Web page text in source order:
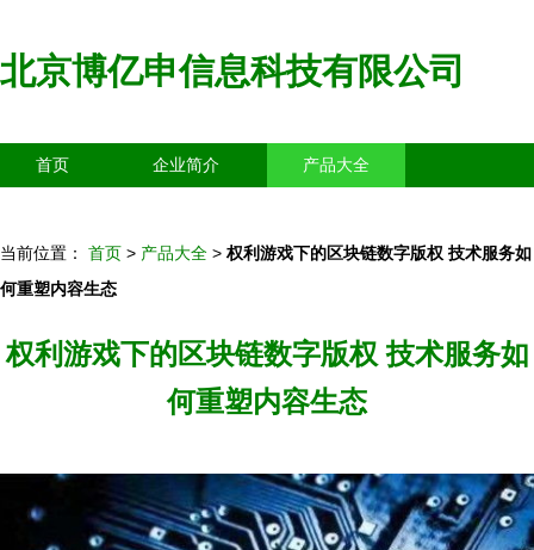
北京博亿申信息科技有限公司
首页 企业简介 产品大全
当前位置： 首页 > 产品大全 > 权利游戏下的区块链数字版权 技术服务如
何重塑内容生态
权利游戏下的区块链数字版权 技术服务如
何重塑内容生态